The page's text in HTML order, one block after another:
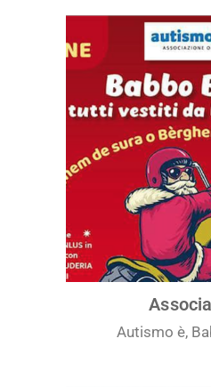
Autismo è,